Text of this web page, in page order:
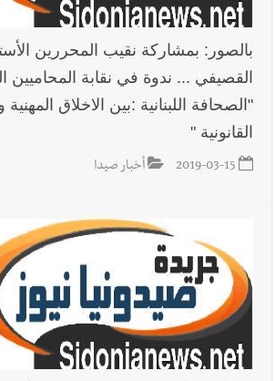
بالصور: بمشاركة نقيب المحررين
القصيفي ... ندوة في نقابة المحاميين
"الصحافة اللبنانية :بين الاخلاق
القانونية "
2019-03-15 أخبار صيدا